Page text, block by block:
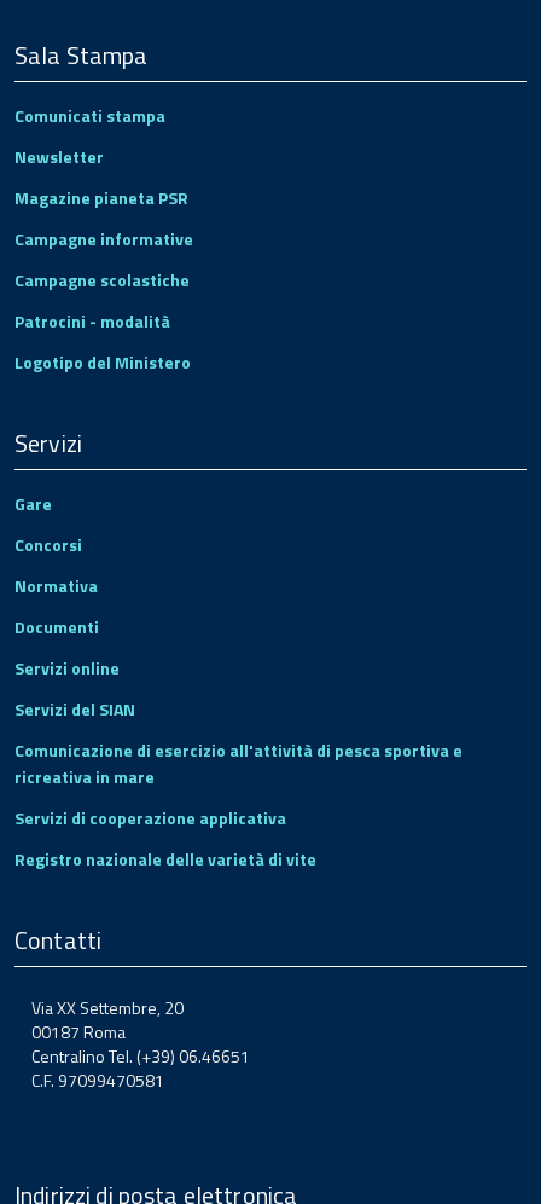
Sala Stampa
Comunicati stampa
Newsletter
Magazine pianeta PSR
Campagne informative
Campagne scolastiche
Patrocini - modalità
Logotipo del Ministero
Servizi
Gare
Concorsi
Normativa
Documenti
Servizi online
Servizi del SIAN
Comunicazione di esercizio all'attività di pesca sportiva e
ricreativa in mare
Servizi di cooperazione applicativa
Registro nazionale delle varietà di vite
Contatti
Via XX Settembre, 20
00187 Roma
Centralino Tel. (+39) 06.46651
C.F. 97099470581
Indirizzi di posta elettronica